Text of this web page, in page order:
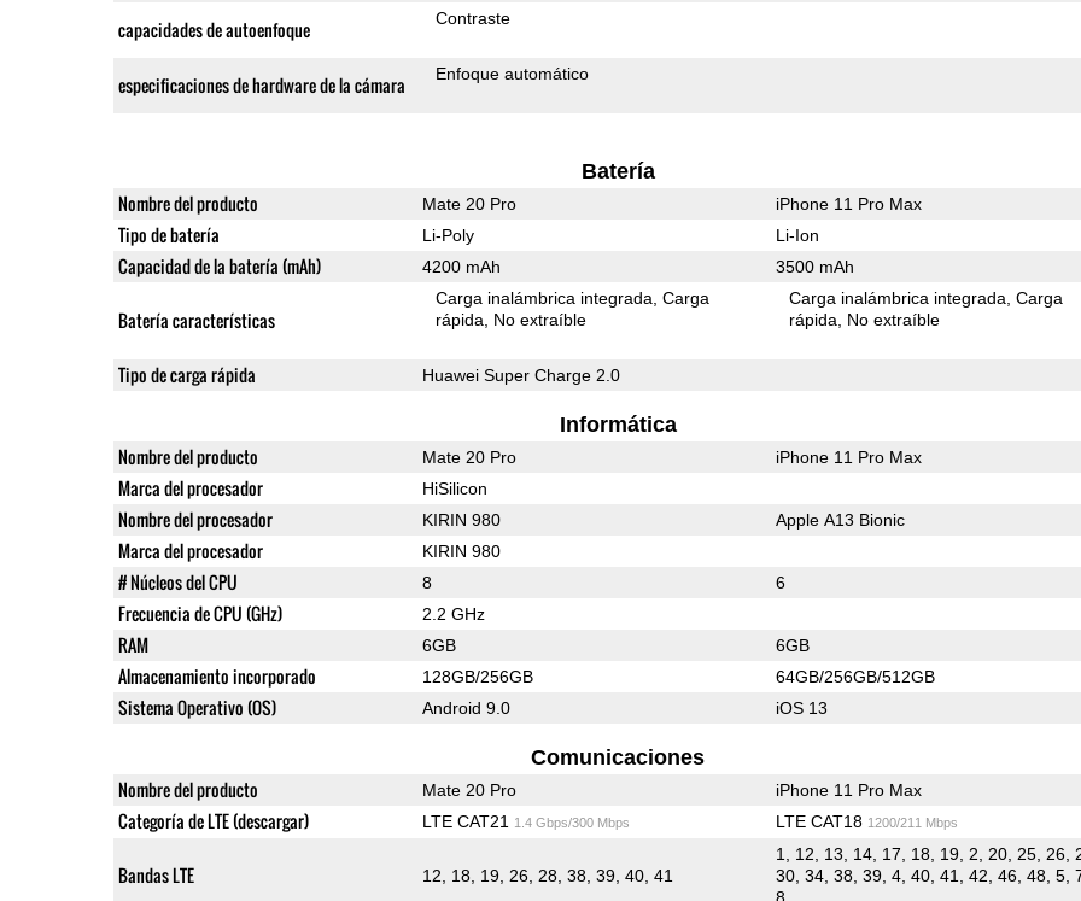
capacidades de autoenfoque Contraste
especificaciones de hardware de la cámara Enfoque automático
Batería
Nombre del producto Mate 20 Pro iPhone 11 Pro Max
Tipo de batería Li-Poly Li-Ion
Capacidad de la batería (mAh) 4200 mAh 3500 mAh
Batería características
Carga inalámbrica integrada Carga
rápida
No extraíble
Carga inalámbrica integrada Carga
rápida
No extraíble
Tipo de carga rápida Huawei Super Charge 2.0
Informática
Nombre del producto Mate 20 Pro iPhone 11 Pro Max
Marca del procesador HiSilicon
Nombre del procesador KIRIN 980 Apple A13 Bionic
Marca del procesador KIRIN 980
# Núcleos del CPU 8 6
Frecuencia de CPU (GHz) 2.2 GHz
RAM 6GB 6GB
Almacenamiento incorporado 128GB/256GB 64GB/256GB/512GB
Sistema Operativo (OS) Android 9.0 iOS 13
Comunicaciones
Nombre del producto Mate 20 Pro iPhone 11 Pro Max
Categoría de LTE (descargar) LTE CAT21 1.4 Gbps/300 Mbps LTE CAT18 1200/211 Mbps
Bandas LTE 12, 18, 19, 26, 28, 38, 39, 40, 41
1, 12, 13, 14, 17, 18, 19, 2, 20, 25, 26,
30, 34, 38, 39, 4, 40, 41, 42, 46, 48, 5,
8